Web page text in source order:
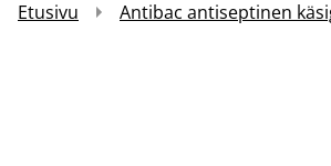
Etusivu Antibac antiseptinen